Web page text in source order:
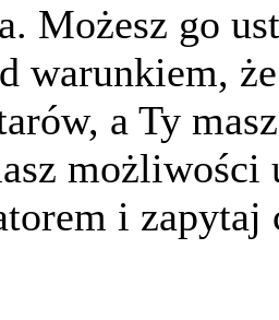
Możesz go
warunkiem,
a Ty
możliwości
i zapytaj